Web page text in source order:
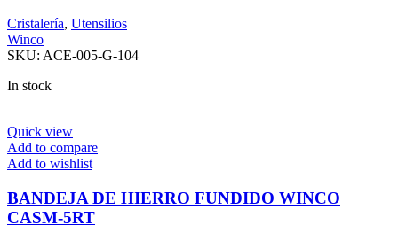
Cristalería, Utensilios
Winco
SKU: ACE-005-G-104
In stock
Quick view
Add to compare
Add to wishlist
BANDEJA DE HIERRO FUNDIDO WINCO
CASM-5RT